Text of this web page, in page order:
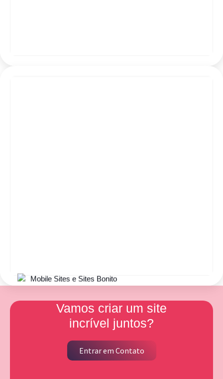
Vamos criar um site
incrível juntos?
Entrar em Contato